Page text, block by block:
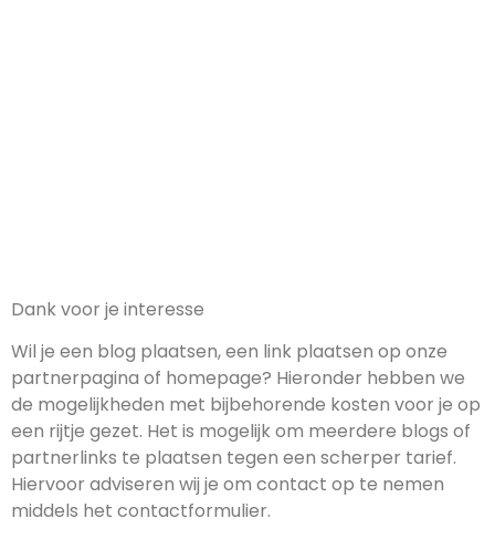
Dank voor je interesse
Wil je een blog plaatsen, een link plaatsen op onze
partnerpagina of homepage? Hieronder hebben we
de mogelijkheden met bijbehorende kosten voor je op
een rijtje gezet. Het is mogelijk om meerdere blogs of
partnerlinks te plaatsen tegen een scherper tarief.
Hiervoor adviseren wij je om contact op te nemen
middels het contactformulier.